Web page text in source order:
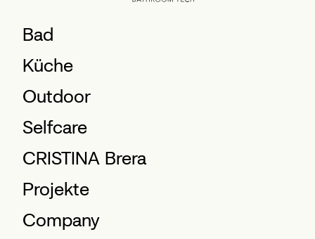
Bad
Küche
Outdoor
Selfcare
CRISTINA Brera
Projekte
Company